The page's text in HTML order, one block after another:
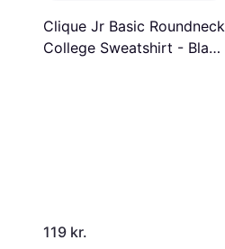
Clique Jr Basic Roundneck
College Sweatshirt - Black
119 kr.